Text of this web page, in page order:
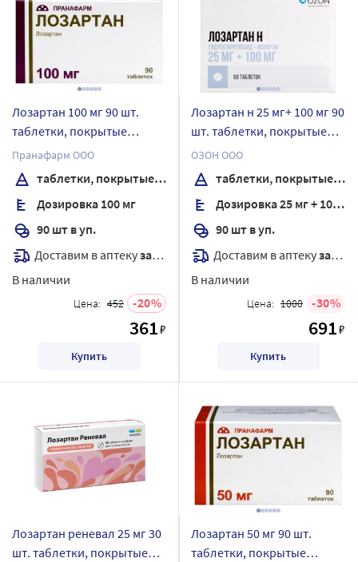
Лозартан 100 мг 90 шт.
таблетки, покрытые
пленочной оболочкой
Пранафарм ООО
таблетки, покрытые пленочной оболочкой
Дозировка 100 мг
90 шт в уп.
Доставим в аптекузавтра
В наличии
Цена: 452 20
361₽
Купить
Лозартан н 25 мг+ 100 мг 90
шт. таблетки, покрытые
пленочной оболочкой
ОЗОН ООО
таблетки, покрытые пленочной оболочкой
Дозировка 25 мг + 100 мг
90 шт в уп.
Доставим в аптекузавтра
В наличии
Цена: 1000 30
691₽
Купить
Лозартан реневал 25 мг 30
шт. таблетки, покрытые
Лозартан 50 мг 90 шт.
таблетки, покрытые